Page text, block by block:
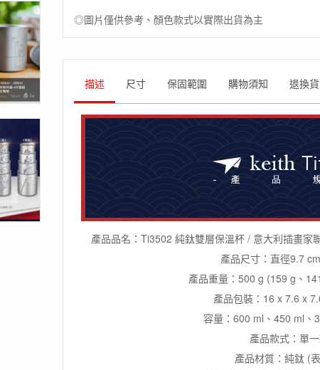
◎圖片僅供參考、顏色款式以實際出貨為主
描述 尺寸 保固範圍 購物須知 退換
產品品名：Ti3502 純鈦雙層保溫杯 / 意大利插畫家
產品尺寸：直徑9.7
產品重量：500 g (159 g、
產品包裝：16 x 7.6 x
容量：600 ml、450 ml、
產品款式：單
產品材質：純鈦 (